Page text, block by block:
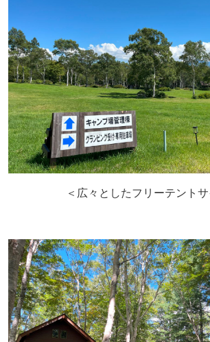
＜広々としたフリーテント